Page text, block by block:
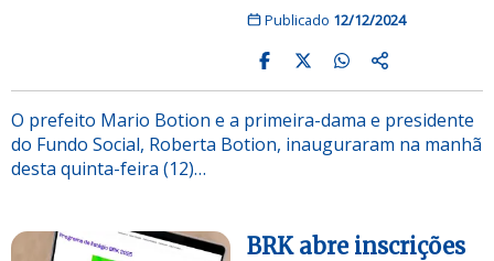
Publicado 12/12/2024
O prefeito Mario Botion e a primeira-dama e presidente
do Fundo Social, Roberta Botion, inauguraram na manhã
desta quinta-feira (12)…
BRK abre inscrições